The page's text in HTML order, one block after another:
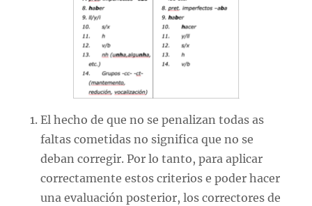
El hecho de que no se penalizan todas as
faltas cometidas no significa que no se
deban corregir. Por lo tanto, para aplicar
correctamente estos criterios e poder hacer
una evaluación posterior, los correctores de